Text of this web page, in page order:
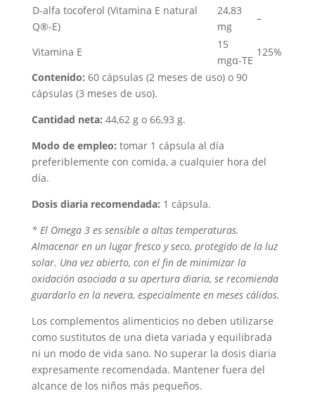
D-alfa tocoferol (Vitamina E natural
Q®-E)
24,83
mg
–
Vitamina E
15
mgα-TE
125%
Contenido: 60 cápsulas (2 meses de uso) o 90
cápsulas (3 meses de uso).
Cantidad neta: 44,62 g o 66,93 g.
Modo de empleo: tomar 1 cápsula al día
preferiblemente con comida, a cualquier hora del
día.
Dosis diaria recomendada: 1 cápsula.
* El Omega 3 es sensible a altas temperaturas.
Almacenar en un lugar fresco y seco, protegido de la luz
solar. Una vez abierto, con el fin de minimizar la
oxidación asociada a su apertura diaria, se recomienda
guardarlo en la nevera, especialmente en meses cálidos.
Los complementos alimenticios no deben utilizarse
como sustitutos de una dieta variada y equilibrada
ni un modo de vida sano. No superar la dosis diaria
expresamente recomendada. Mantener fuera del
alcance de los niños más pequeños.